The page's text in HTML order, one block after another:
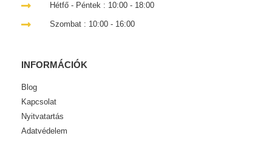
Hétfő - Péntek : 10:00 - 18:00
Szombat : 10:00 - 16:00
INFORMÁCIÓK
Blog
Kapcsolat
Nyitvatartás
Adatvédelem